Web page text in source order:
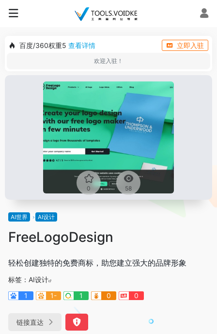
百度/360权重5 查看详情 立即入驻
欢迎入驻！
0 58
AI世界 AI设计
FreeLogoDesign
轻松创建独特的免费商标，助您建立强大的品牌形象
标签： AI设计
1
1- 1 0 0
链接直达